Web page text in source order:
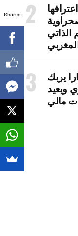
الذاتي
يربك
ويعيد
مالي
Shares